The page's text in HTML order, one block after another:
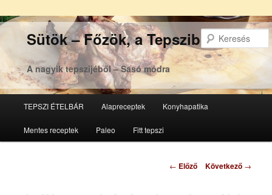
Sütök – Főzök, a Tepsziből
A nagyik tepszijéből – Sasó módra
Tovább
az
Tovább
a
TEPSZI ÉTELBÁR Alapreceptek Konyhapatika
Mentes receptek Paleo Fitt tepszi
Bejegyzés
← Előző Következő →